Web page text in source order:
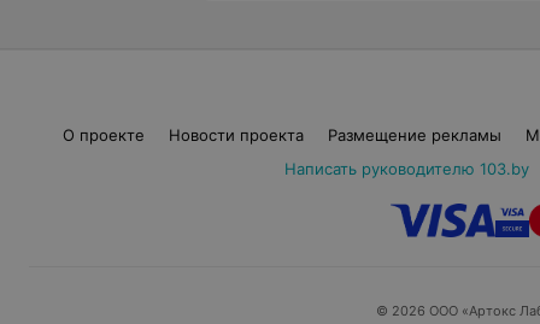
О проекте Новости проекта Размещение рекламы
Написать руководителю 103.by
© 2026 ООО «Артокс